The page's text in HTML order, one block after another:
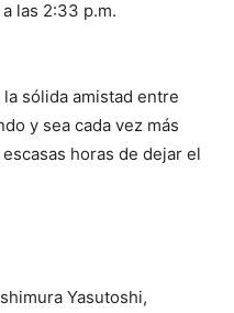
las 2:33 p.m.
sólida amistad entre
y sea cada vez más
horas de dejar el
Yasutoshi,